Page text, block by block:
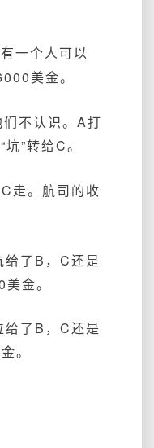
一个人可以
美金。
不认识。 A打
”转给C。
走。航司的收
给了B， C还是
金。
了B，C还是
。